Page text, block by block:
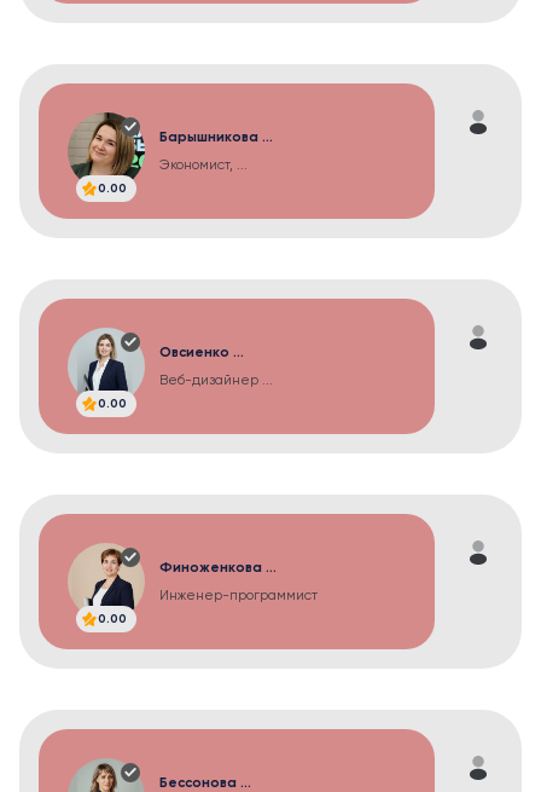
0.00
Барышникова ...
Экономист, ...
0.00
Овсиенко ...
Веб-дизайнер ...
0.00
Финоженкова ...
Инженер-программист
Бессонова ...